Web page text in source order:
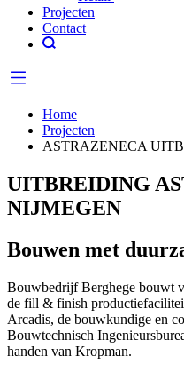
Projecten
Contact
Home
Projecten
ASTRAZENECA
UITBREIDING
NIJMEGEN
Bouwen met
Bouwbedrijf Berghege bouwt
de fill & finish
Arcadis, de bouwkundige en
Bouwtechnisch
handen van Kropman.